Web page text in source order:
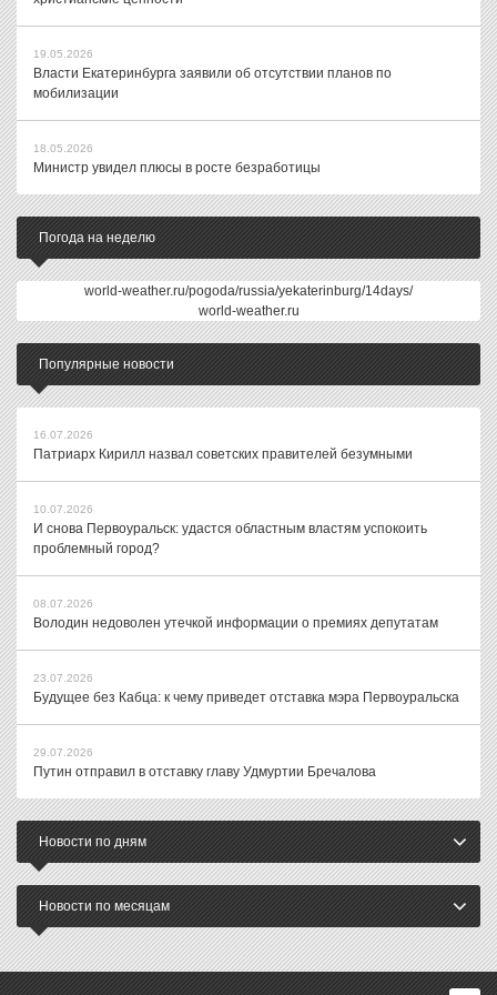
19.05.2026
Власти Екатеринбурга заявили об отсутствии планов по
мобилизации
18.05.2026
Министр увидел плюсы в росте безработицы
Погода на неделю
world-weather.ru/pogoda/russia/yekaterinburg/14days/
world-weather.ru
Популярные новости
16.07.2026
Патриарх Кирилл назвал советских правителей безумными
10.07.2026
И снова Первоуральск: удастся областным властям успокоить
проблемный город?
08.07.2026
Володин недоволен утечкой информации о премиях депутатам
23.07.2026
Будущее без Кабца: к чему приведет отставка мэра Первоуральска
29.07.2026
Путин отправил в отставку главу Удмуртии Бречалова
Новости по дням
Новости по месяцам